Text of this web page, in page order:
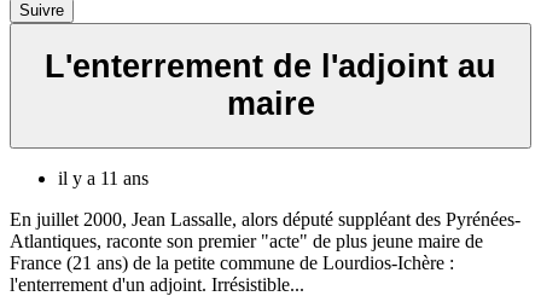
Suivre
L'enterrement de l'adjoint au
maire
il y a 11 ans
En juillet 2000, Jean Lassalle, alors député suppléant des Pyrénées-
Atlantiques, raconte son premier "acte" de plus jeune maire de
France (21 ans) de la petite commune de Lourdios-Ichère :
l'enterrement d'un adjoint. Irrésistible...